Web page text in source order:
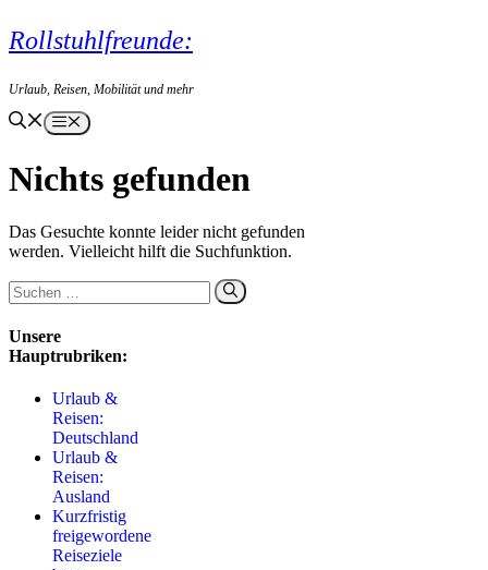
Zum
Inhalt
Rollstuhlfreunde:
Urlaub, Reisen, Mobilität und mehr
Menü
Nichts gefunden
Das Gesuchte konnte leider nicht gefunden
werden. Vielleicht hilft die Suchfunktion.
Suchen
nach:
Unsere
Hauptrubriken:
Urlaub &
Reisen:
Deutschland
Urlaub &
Reisen:
Ausland
Kurzfristig
freigewordene
Reiseziele